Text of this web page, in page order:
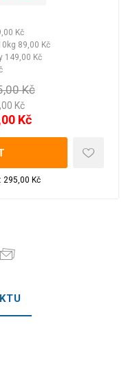
Kč
89,00 Kč
149,00 Kč
Kč
Kč
Kč
Kč